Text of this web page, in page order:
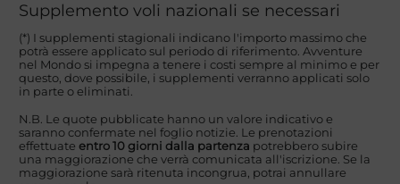
Supplemento voli nazionali se necessari
(*) I supplementi stagionali indicano l'importo massimo che
potrà essere applicato sul periodo di riferimento. Avventure
nel Mondo si impegna a tenere i costi sempre al minimo e per
questo, dove possibile, i supplementi verranno applicati solo
in parte o eliminati.
N.B. Le quote pubblicate hanno un valore indicativo e
saranno confermate nel foglio notizie. Le prenotazioni
effettuate entro 10 giorni dalla partenza potrebbero subire
una maggiorazione che verrà comunicata all'iscrizione. Se la
maggiorazione sarà ritenuta incongrua, potrai annullare